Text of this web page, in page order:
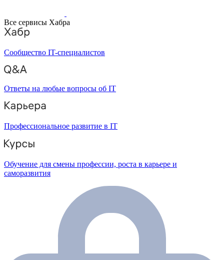
Все сервисы Хабра
Сообщество IT-специалистов
Ответы на любые вопросы об IT
Профессиональное развитие в IT
Обучение для смены профессии, роста в карьере и
саморазвития